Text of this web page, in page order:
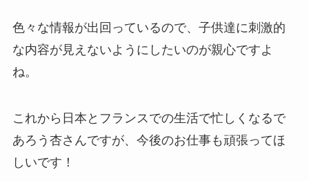
色々な情報が出回っているので、子供達に刺激的
な内容が見えないようにしたいのが親心ですよ
ね。
これから日本とフランスでの生活で忙しくなるで
あろう杏さんですが、今後のお仕事も頑張ってほ
しいです！